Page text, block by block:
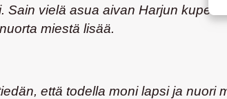
vielä asua aivan Harjun
miestä lisää.
että todella moni lapsi ja nuori